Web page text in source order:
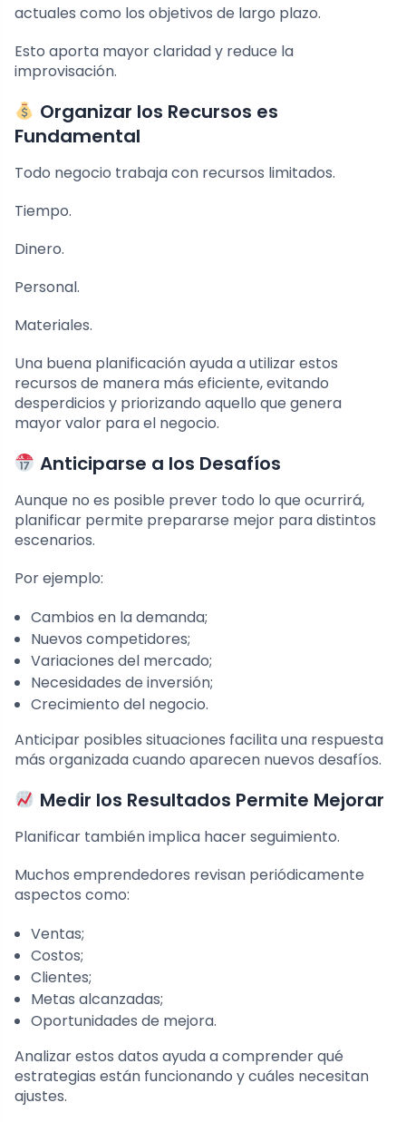
actuales como los objetivos de largo plazo.
Esto aporta mayor claridad y reduce la
improvisación.
Organizar los Recursos es
Fundamental
Todo negocio trabaja con recursos limitados.
Tiempo.
Dinero.
Personal.
Materiales.
Una buena planificación ayuda a utilizar estos
recursos de manera más eficiente, evitando
desperdicios y priorizando aquello que genera
mayor valor para el negocio.
Anticiparse a los Desafíos
Aunque no es posible prever todo lo que ocurrirá,
planificar permite prepararse mejor para distintos
escenarios.
Por ejemplo:
Cambios en la demanda;
Nuevos competidores;
Variaciones del mercado;
Necesidades de inversión;
Crecimiento del negocio.
Anticipar posibles situaciones facilita una respuesta
más organizada cuando aparecen nuevos desafíos.
Medir los Resultados Permite Mejorar
Planificar también implica hacer seguimiento.
Muchos emprendedores revisan periódicamente
aspectos como:
Ventas;
Costos;
Clientes;
Metas alcanzadas;
Oportunidades de mejora.
Analizar estos datos ayuda a comprender qué
estrategias están funcionando y cuáles necesitan
ajustes.